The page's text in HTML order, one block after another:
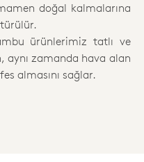
doğal kalmalarına
ürünlerimiz tatlı ve
aynı zamanda hava alan
almasını sağlar.